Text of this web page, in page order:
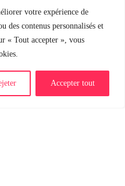
votre expérience de
des contenus personnalisés et
« Tout accepter », vous
Accepter tout